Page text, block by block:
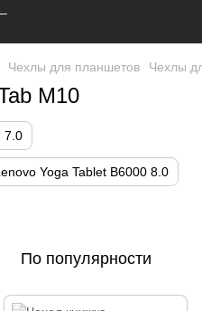
Чехлы для планшетов Чехлы
M10
7.0
Yoga Tablet B6000 8.0
По популярности